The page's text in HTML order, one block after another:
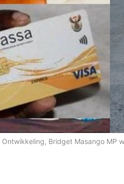
Bridget Masango MP